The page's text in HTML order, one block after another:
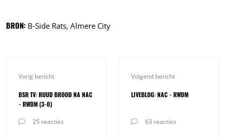
BRON: B-Side Rats, Almere City
Vorig bericht
BSR TV: RUUD BROOD NA NAC
- RWDM (3-0)
25 reacties
Volgend bericht
LIVEBLOG: NAC - RWDM
63 reacties